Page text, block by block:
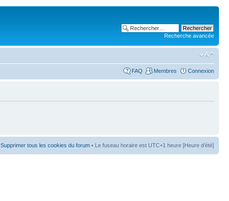
Recherche avancée
FAQ Membres Connexion
Supprimer tous les cookies du forum • Le fuseau horaire est UTC+1 heure [Heure d’été]